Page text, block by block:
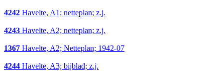
4242 Havelte, A1; netteplan; z.j.
4243 Havelte, A2; netteplan; z.j.
1367 Havelte, A2; Netteplan; 1942-07
4244 Havelte, A3; bijblad; z.j.